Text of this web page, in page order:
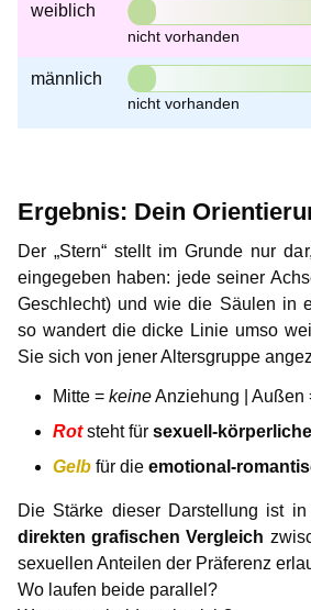
weiblich
männlich
Ergebnis: Dein
Der „Stern“ stellt im Grunde nur
eingegeben haben: jede seiner
Geschlecht) und wie die Säulen in
so wandert die dicke Linie umso
Sie sich von jener Altersgruppe
Mitte = keineAnziehung | Außen
Rotsteht für sexuell-
Gelb für die emotional-
Die Stärke dieser Darstellung ist
direkten grafischen Vergleich
sexuellen Anteilen der Präferenz
Wo laufen beide parallel?